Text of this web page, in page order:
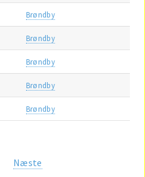
Brøndby
Brøndby
Brøndby
Brøndby
Brøndby
Næste